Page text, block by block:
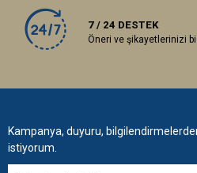
7 / 24 DESTEK
Öneri ve şikayetlerinizi
Kampanya, duyuru,
istiyorum.